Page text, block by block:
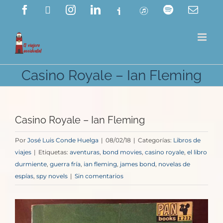
contenido
Facebook InstagramLinkedIn
Ivoox ITunes Spotify
Casino Royale – Ian Fleming
Casino Royale – Ian Fleming
Por José Luis Conde Huelga | 08/02/18 | Categorías: Libros de
viajes | Etiquetas: aventuras bond movies casino royale el libro
durmiente guerra fría ian fleming james bond novelas de
espías, spy novels | Sin comentarios